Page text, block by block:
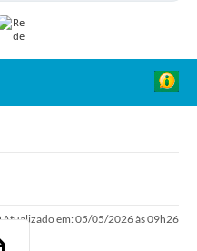
Atualizado em: 05/05/2026 às 09h26